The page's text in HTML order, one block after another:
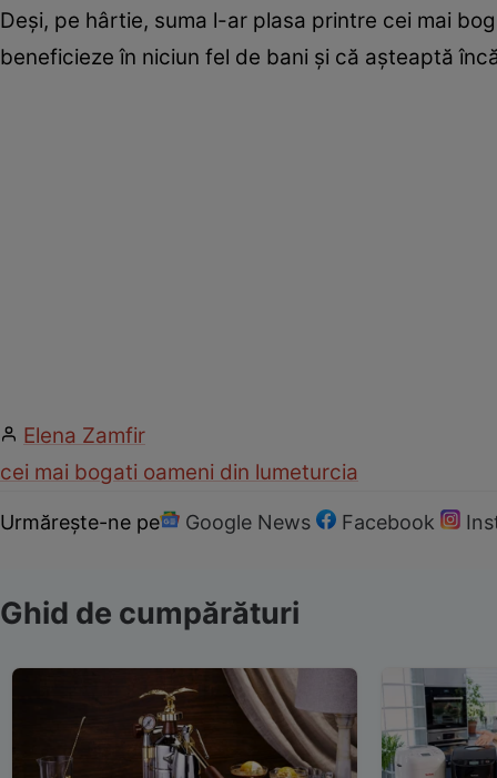
Deși, pe hârtie, suma l-ar plasa printre cei mai
beneficieze în niciun fel de bani și că așteaptă
Elena Zamfir
cei mai bogati oameni din lumeturcia
Urmărește-ne pe Google News Facebook
Ghid de cumpărături